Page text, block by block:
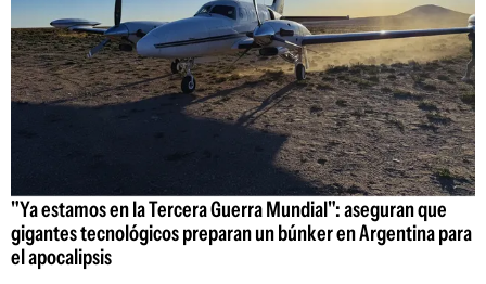
"Ya estamos en la Tercera Guerra Mundial": aseguran que
gigantes tecnológicos preparan un búnker en Argentina para
el apocalipsis